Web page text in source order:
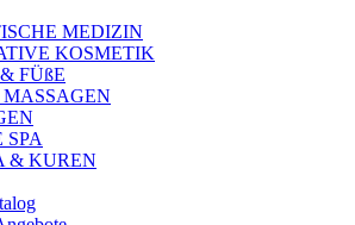
MEDIZIN
KOSMETIK
FÜßE
SPA
& KUREN